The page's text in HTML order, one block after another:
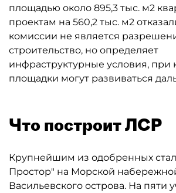
площадью около 895,3 тыс. м2
проектам на 560,2 тыс. м2
комиссии не является
строительство, но определяет
инфраструктурные условия, при
площадки могут развиваться
Что построит ЛСР
Крупнейшим из одобренных
Простор" на Морской
Васильевского острова. На пяти